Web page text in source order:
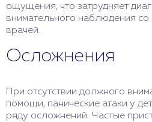
ощущения, что затрудняет
внимательного наблюдения
врачей.
Осложнения
При отсутствии должного
помощи, панические атаки у
ряду осложнений. Частые